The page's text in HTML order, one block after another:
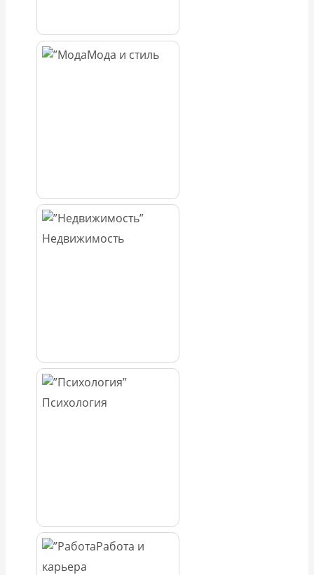
Мода и стиль
Недвижимость
Психология
Работа и
карьера